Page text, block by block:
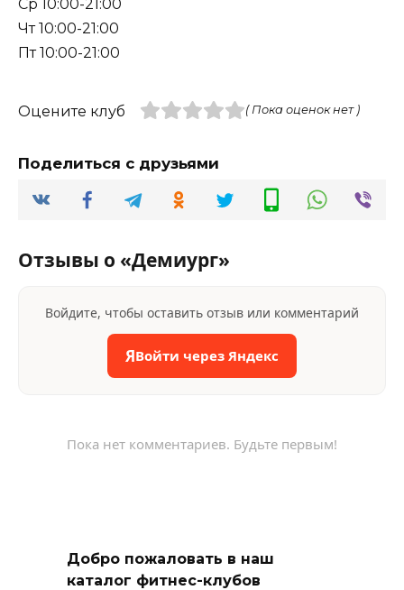
Ср 10:00-21:00
Чт 10:00-21:00
Пт 10:00-21:00
Оцените клуб ( Пока оценок нет )
Поделиться с друзьями
Отзывы о «Демиург»
Войдите, чтобы оставить отзыв или комментарий
ЯВойти через Яндекс
Пока нет комментариев. Будьте первым!
Добро пожаловать в наш
каталог фитнес-клубов